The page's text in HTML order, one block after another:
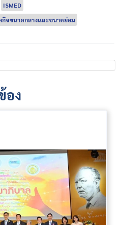
ISMED
จขนาดกลางและขนาดย่อม
อง